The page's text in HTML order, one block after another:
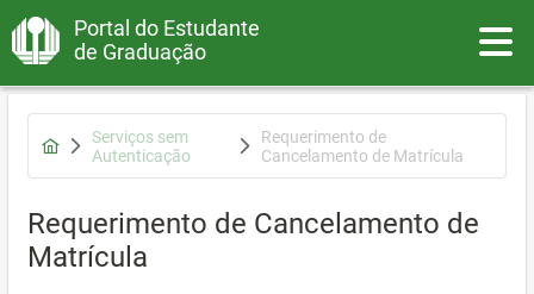
Portal do Estudante
de Graduação
Serviços sem
Autenticação
Requerimento de
Cancelamento de Matrícula
Requerimento de Cancelamento de
Matrícula